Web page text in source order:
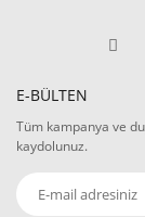
E-BÜLTEN
Tüm kampanya ve
kaydolunuz.